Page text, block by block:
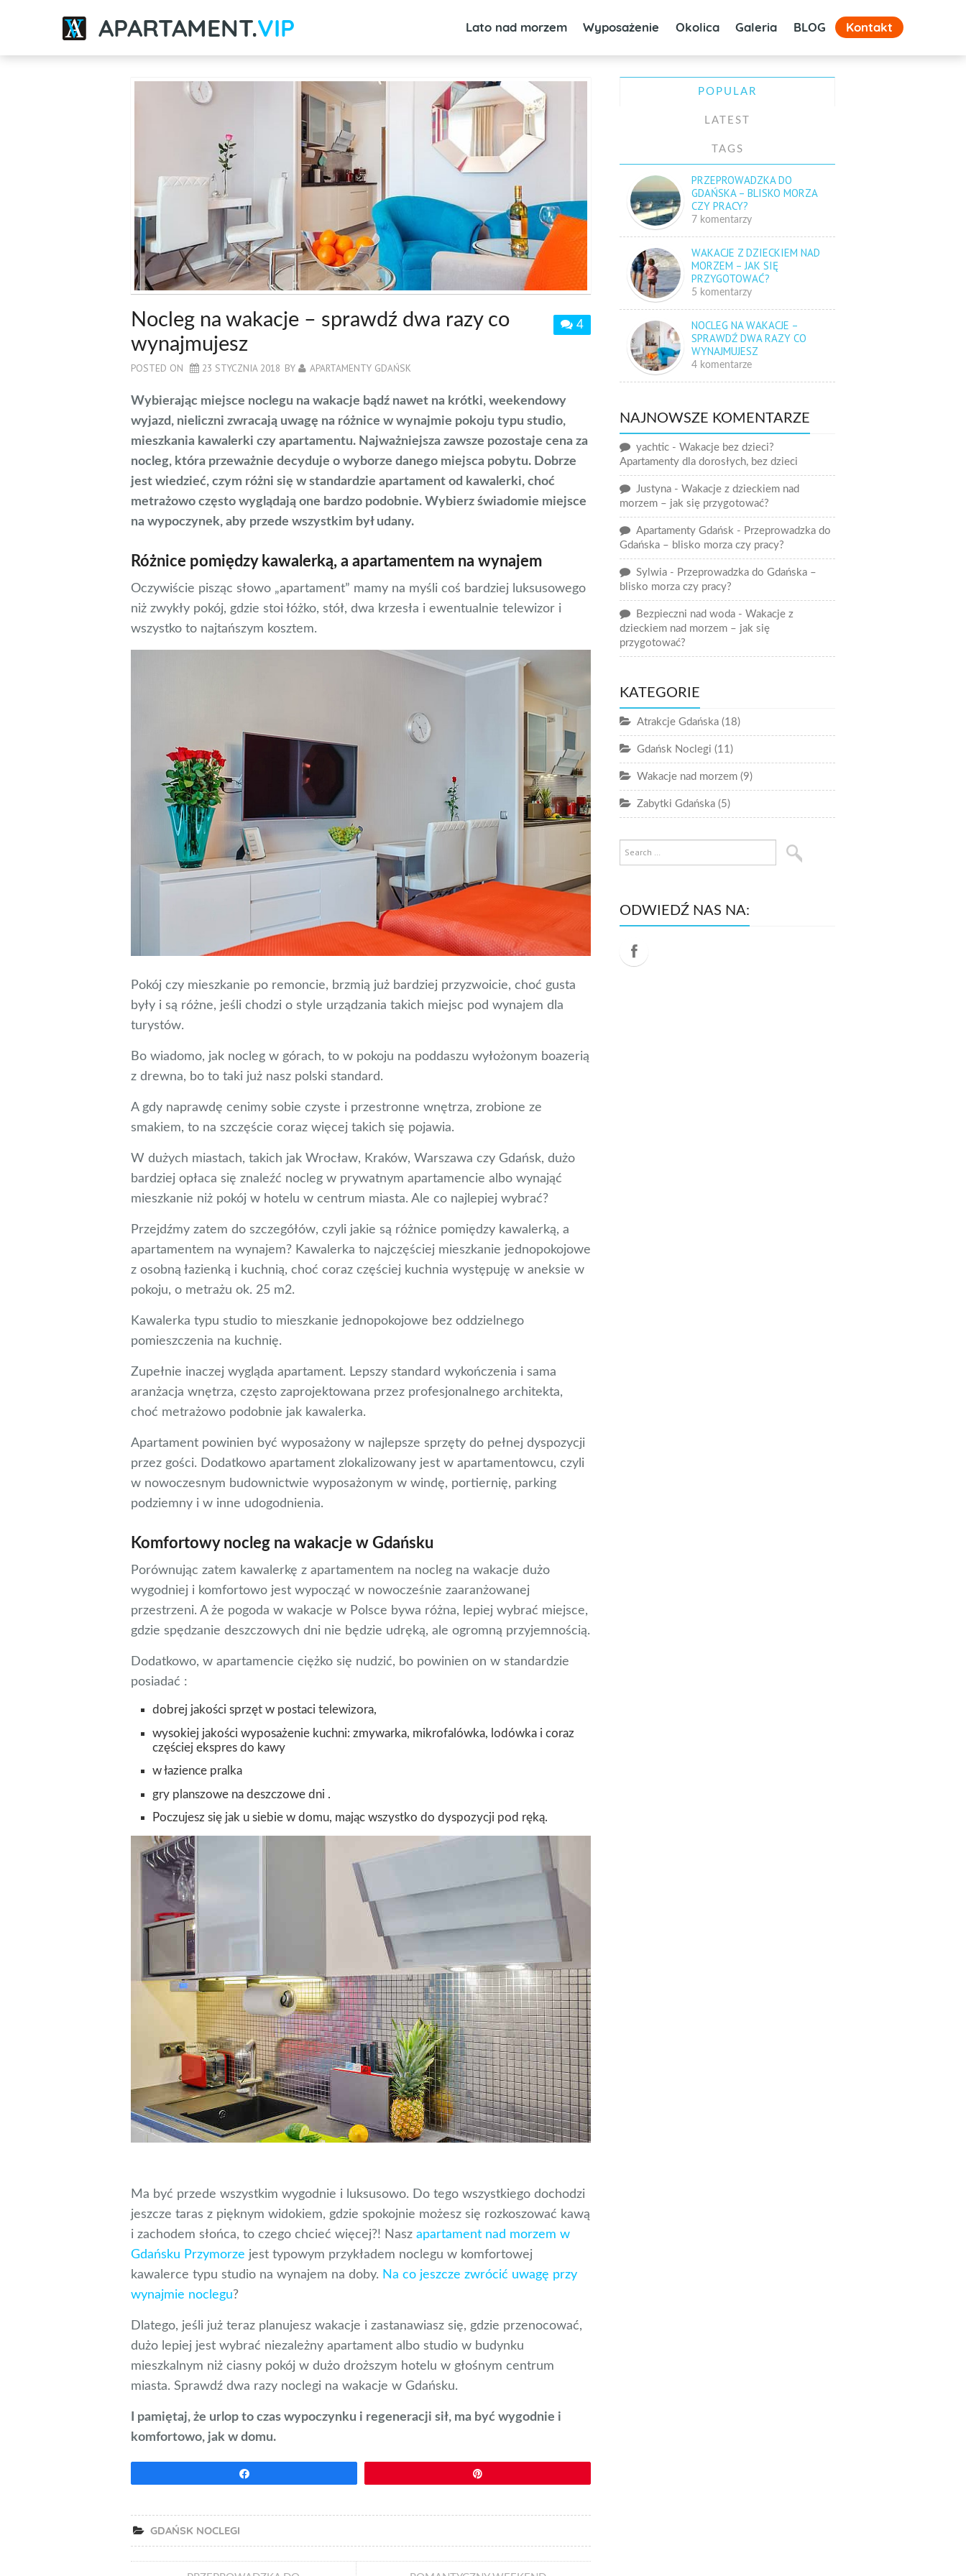
APARTAMENT.VIP Lato nad morzem Wyposażenie Okolica Galeria BLOG Kontakt
4
Nocleg na wakacje – sprawdź dwa razy co
wynajmujesz
POSTED ON 23 STYCZNIA 2018 BY APARTAMENTY GDAŃSK
Wybierając miejsce noclegu na wakacje bądź nawet na krótki, weekendowy
wyjazd, nieliczni zwracają uwagę na różnice w wynajmie pokoju typu studio,
mieszkania kawalerki czy apartamentu. Najważniejsza zawsze pozostaje cena za
nocleg, która przeważnie decyduje o wyborze danego miejsca pobytu. Dobrze
jest wiedzieć, czym różni się w standardzie apartament od kawalerki, choć
metrażowo często wyglądają one bardzo podobnie. Wybierz świadomie miejsce
na wypoczynek, aby przede wszystkim był udany.
Różnice pomiędzy kawalerką, a apartamentem na wynajem
Oczywiście pisząc słowo „apartament” mamy na myśli coś bardziej luksusowego
niż zwykły pokój, gdzie stoi łóżko, stół, dwa krzesła i ewentualnie telewizor i
wszystko to najtańszym kosztem.
Pokój czy mieszkanie po remoncie, brzmią już bardziej przyzwoicie, choć gusta
były i są różne, jeśli chodzi o style urządzania takich miejsc pod wynajem dla
turystów.
Bo wiadomo, jak nocleg w górach, to w pokoju na poddaszu wyłożonym boazerią
z drewna, bo to taki już nasz polski standard.
A gdy naprawdę cenimy sobie czyste i przestronne wnętrza, zrobione ze
smakiem, to na szczęście coraz więcej takich się pojawia.
W dużych miastach, takich jak Wrocław, Kraków, Warszawa czy Gdańsk, dużo
bardziej opłaca się znaleźć nocleg w prywatnym apartamencie albo wynająć
mieszkanie niż pokój w hotelu w centrum miasta. Ale co najlepiej wybrać?
Przejdźmy zatem do szczegółów, czyli jakie są różnice pomiędzy kawalerką, a
apartamentem na wynajem? Kawalerka to najczęściej mieszkanie jednopokojowe
z osobną łazienką i kuchnią, choć coraz częściej kuchnia występuję w aneksie w
pokoju, o metrażu ok. 25 m2.
Kawalerka typu studio to mieszkanie jednopokojowe bez oddzielnego
pomieszczenia na kuchnię.
Zupełnie inaczej wygląda apartament. Lepszy standard wykończenia i sama
aranżacja wnętrza, często zaprojektowana przez profesjonalnego architekta,
choć metrażowo podobnie jak kawalerka.
Apartament powinien być wyposażony w najlepsze sprzęty do pełnej dyspozycji
przez gości. Dodatkowo apartament zlokalizowany jest w apartamentowcu, czyli
w nowoczesnym budownictwie wyposażonym w windę, portiernię, parking
podziemny i w inne udogodnienia.
Komfortowy nocleg na wakacje w Gdańsku
Porównując zatem kawalerkę z apartamentem na nocleg na wakacje dużo
wygodniej i komfortowo jest wypocząć w nowocześnie zaaranżowanej
przestrzeni. A że pogoda w wakacje w Polsce bywa różna, lepiej wybrać miejsce,
gdzie spędzanie deszczowych dni nie będzie udręką, ale ogromną przyjemnością.
Dodatkowo, w apartamencie ciężko się nudzić, bo powinien on w standardzie
posiadać :
dobrej jakości sprzęt w postaci telewizora,
wysokiej jakości wyposażenie kuchni: zmywarka, mikrofalówka, lodówka i coraz
częściej ekspres do kawy
w łazience pralka
gry planszowe na deszczowe dni .
Poczujesz się jak u siebie w domu, mając wszystko do dyspozycji pod ręką.
Ma być przede wszystkim wygodnie i luksusowo. Do tego wszystkiego dochodzi
jeszcze taras z pięknym widokiem, gdzie spokojnie możesz się rozkoszować kawą
i zachodem słońca, to czego chcieć więcej?! Nasz apartament nad morzem w
Gdańsku Przymorze jest typowym przykładem noclegu w komfortowej
kawalerce typu studio na wynajem na doby. Na co jeszcze zwrócić uwagę przy
wynajmie noclegu?
Dlatego, jeśli już teraz planujesz wakacje i zastanawiasz się, gdzie przenocować,
dużo lepiej jest wybrać niezależny apartament albo studio w budynku
mieszkalnym niż ciasny pokój w dużo droższym hotelu w głośnym centrum
miasta. Sprawdź dwa razy noclegi na wakacje w Gdańsku.
I pamiętaj, że urlop to czas wypoczynku i regeneracji sił, ma być wygodnie i
komfortowo, jak w domu.
GDAŃSK NOCLEGI
POPULAR
LATEST
TAGS
PRZEPROWADZKA DO
GDAŃSKA – BLISKO MORZA
CZY PRACY?
7 komentarzy
WAKACJE Z DZIECKIEM NAD
MORZEM – JAK SIĘ
PRZYGOTOWAĆ?
5 komentarzy
NOCLEG NA WAKACJE –
SPRAWDŹ DWA RAZY CO
WYNAJMUJESZ
4 komentarze
NAJNOWSZE KOMENTARZE
yachtic - Wakacje bez dzieci?
Apartamenty dla dorosłych, bez dzieci
Justyna - Wakacje z dzieckiem nad
morzem – jak się przygotować?
Apartamenty Gdańsk - Przeprowadzka do
Gdańska – blisko morza czy pracy?
Sylwia - Przeprowadzka do Gdańska –
blisko morza czy pracy?
Bezpieczni nad woda - Wakacje z
dzieckiem nad morzem – jak się
przygotować?
KATEGORIE
Atrakcje Gdańska (18)
Gdańsk Noclegi (11)
Wakacje nad morzem (9)
Zabytki Gdańska (5)
ODWIEDŹ NAS NA: